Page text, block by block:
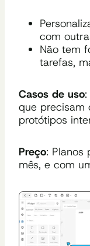
com
Não tem
tarefas,
Casos de uso
que precisam
protótipos
Preço: Planos
mês, e com